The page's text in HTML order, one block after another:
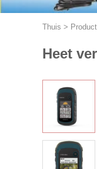
Thuis >
Heet